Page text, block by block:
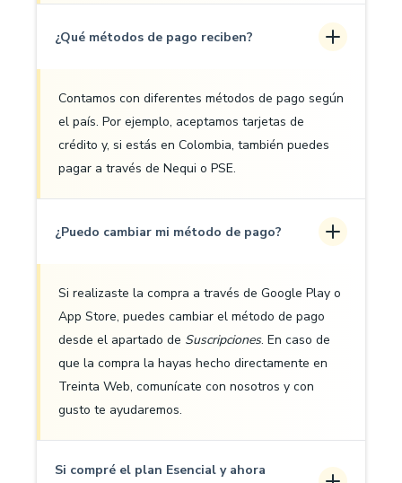
¿Qué métodos de pago reciben?
Contamos con diferentes métodos de pago según
el país. Por ejemplo, aceptamos tarjetas de
crédito y, si estás en Colombia, también puedes
pagar a través de Nequi o PSE.
¿Puedo cambiar mi método de pago?
Si realizaste la compra a través de Google Play o
App Store, puedes cambiar el método de pago
desde el apartado de Suscripciones. En caso de
que la compra la hayas hecho directamente en
Treinta Web, comunícate con nosotros y con
gusto te ayudaremos.
Si compré el plan Esencial y ahora